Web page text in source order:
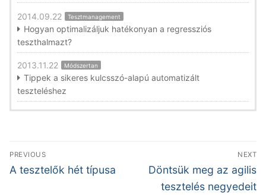
2014.09.22 Tesztmanagement
Hogyan optimalizáljuk hatékonyan a regressziós
teszthalmazt?
2013.11.22 Módszertan
Tippek a sikeres kulcsszó-alapú automatizált
teszteléshez
Bejegyzés
navigáció
PREVIOUS
Previous
A tesztelők hét típusa
NEXT
Next
post:
Döntsük meg az agilis
tesztelés negyedeit